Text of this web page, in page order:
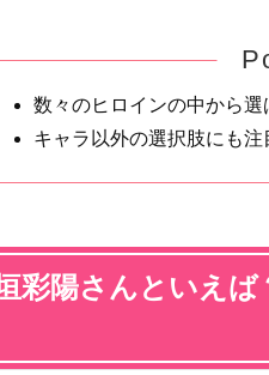
数々のヒロインの中から
キャラ以外の選択肢にも注
垣彩陽さんといえ